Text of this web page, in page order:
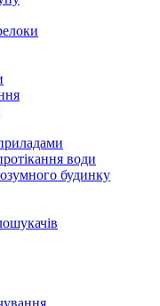
води
будинку